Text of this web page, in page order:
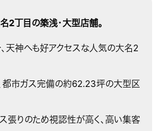
2丁目の築浅・大型店舗。
天神へも好アクセスな人気の大名2
都市ガス完備の約62.23坪の大型区
張りのため視認性が高く、高い集客